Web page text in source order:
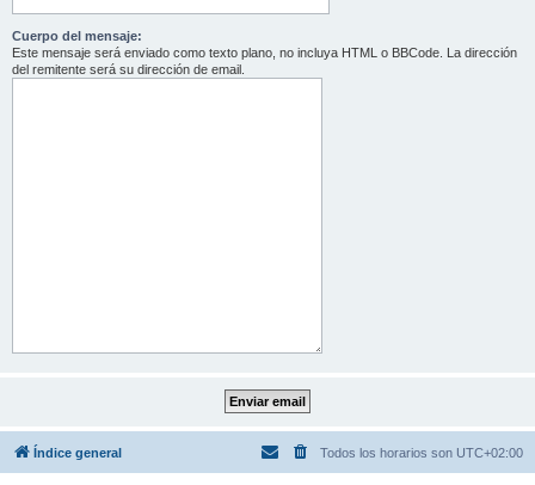
Cuerpo del mensaje:
Este mensaje será enviado como texto plano, no incluya HTML o BBCode. La dirección
del remitente será su dirección de email.
Índice general Todos los horarios son UTC+02:00